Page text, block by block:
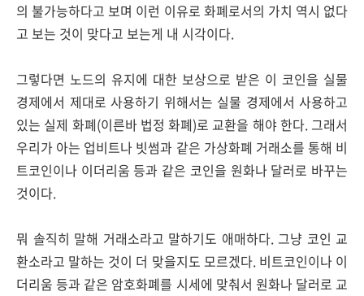
의 불가능하다고 보며 이런 이유로 화폐로서의 가치 역시 없다
고 보는 것이 맞다고 보는게 내 시각이다.
그렇다면 노드의 유지에 대한 보상으로 받은 이 코인을 실물
경제에서 제대로 사용하기 위해서는 실물 경제에서 사용하고
있는 실제 화폐(이른바 법정 화폐)로 교환을 해야 한다. 그래서
우리가 아는 업비트나 빗썸과 같은 가상화폐 거래소를 통해 비
트코인이나 이더리움 등과 같은 코인을 원화나 달러로 바꾸는
것이다.
뭐 솔직히 말해 거래소라고 말하기도 애매하다. 그냥 코인 교
환소라고 말하는 것이 더 맞을지도 모르겠다. 비트코인이나 이
더리움 등과 같은 암호화폐를 시세에 맞춰서 원화나 달러로 교